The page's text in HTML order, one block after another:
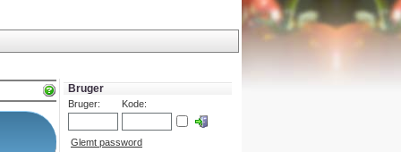
Bruger
Bruger: Kode:
Glemt password